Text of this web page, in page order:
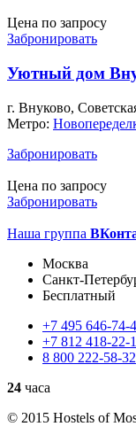
Цена по запросу
Забронировать
Уютный дом
г. Внуково,
Метро:
Забронировать
Цена по запросу
Забронировать
Наша группа
Москва
Санкт-
Бесплатный
+7 495 646-74-
+7 812 418-22-
8 800 222-58-32
24 часа
© 2015 Hostels of